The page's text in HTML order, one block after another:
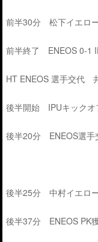
前半30分 松下イエロ
前半終了 ENEOS 0-1
HT ENEOS 選手交代
後半開始 IPUキックオ
後半20分 ENEOS選
朝原拓
後半25分 中村イエロ
後半37分 ENEOS PK